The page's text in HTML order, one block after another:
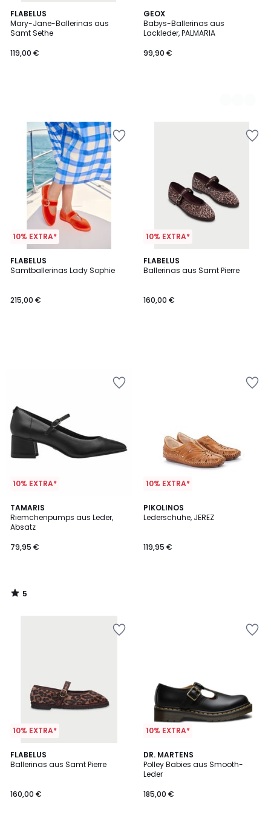
FLABELUS
Mary-Jane-Ballerinas aus
Samt Sethe
119,00 €
GEOX
Babys-Ballerinas aus
Lackleder, PALMARIA
99,90 €
2
Farben
10% EXTRA*
FLABELUS
Samtballerinas Lady Sophie
215,00 €
10% EXTRA*
FLABELUS
Ballerinas aus Samt Pierre
160,00 €
10% EXTRA*
TAMARIS
Riemchenpumps aus Leder,
Absatz
79,95 €
5
/
5
5
/
10% EXTRA*
PIKOLINOS
Lederschuhe, JEREZ
119,95 €
10% EXTRA*
FLABELUS
Ballerinas aus Samt Pierre
160,00 €
2
Farben
10% EXTRA*
DR. MARTENS
Polley Babies aus Smooth-
Leder
185,00 €
5
/
5